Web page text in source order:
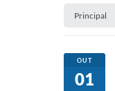
Principal
OUT
01